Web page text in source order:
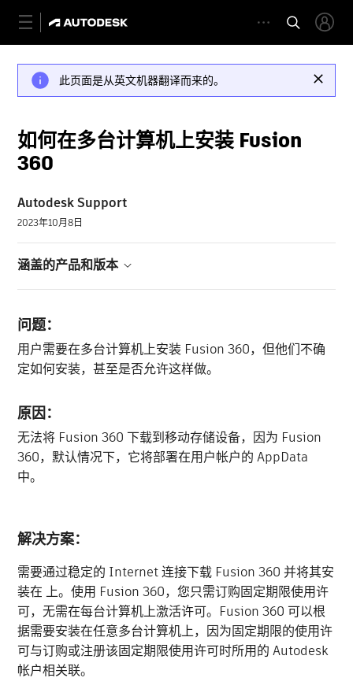
此页面是从英文机器翻译而来的。
如何在多台计算机上安装 Fusion
360
Autodesk Support
2023年10月8日
涵盖的产品和版本
问题：
用户需要在多台计算机上安装 Fusion 360，但他们不确
定如何安装，甚至是否允许这样做。
原因：
无法将 Fusion 360 下载到移动存储设备，因为 Fusion
360，默认情况下，它将部署在用户帐户的 AppData
中。
解决方案：
需要通过稳定的 Internet 连接下载 Fusion 360 并将其安
装在 上。使用 Fusion 360，您只需订购固定期限使用许
可，无需在每台计算机上激活许可。Fusion 360 可以根
据需要安装在任意多台计算机上，因为固定期限的使用许
可与订购或注册该固定期限使用许可时所用的 Autodesk
帐户相关联。